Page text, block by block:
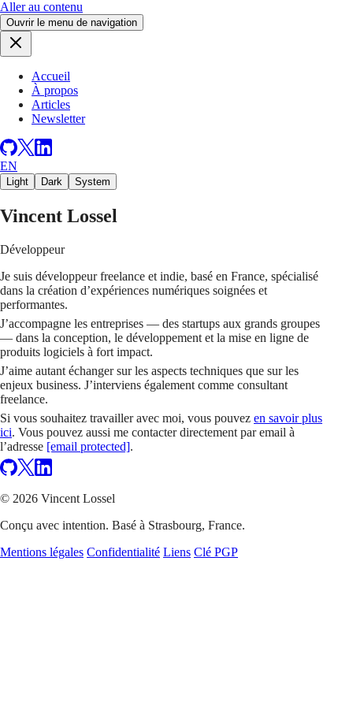
Aller au contenu
Ouvrir le menu de navigation
Accueil
À propos
Articles
Newsletter
EN
Light Dark System
Vincent Lossel
Développeur
Je suis développeur freelance et indie, basé en France, spécialisé
dans la création d’expériences numériques soignées et
performantes.
J’accompagne les entreprises — des startups aux grands groupes
— dans la conception, le développement et la mise en ligne de
produits logiciels à fort impact.
J’aime autant échanger sur les aspects techniques que sur les
enjeux business. J’interviens également comme consultant
freelance.
Si vous souhaitez travailler avec moi, vous pouvez en savoir plus
ici. Vous pouvez aussi me contacter directement par email à
l’adresse [email protected].
© 2026 Vincent Lossel
Conçu avec intention. Basé à Strasbourg, France.
Mentions légales Confidentialité Liens Clé PGP